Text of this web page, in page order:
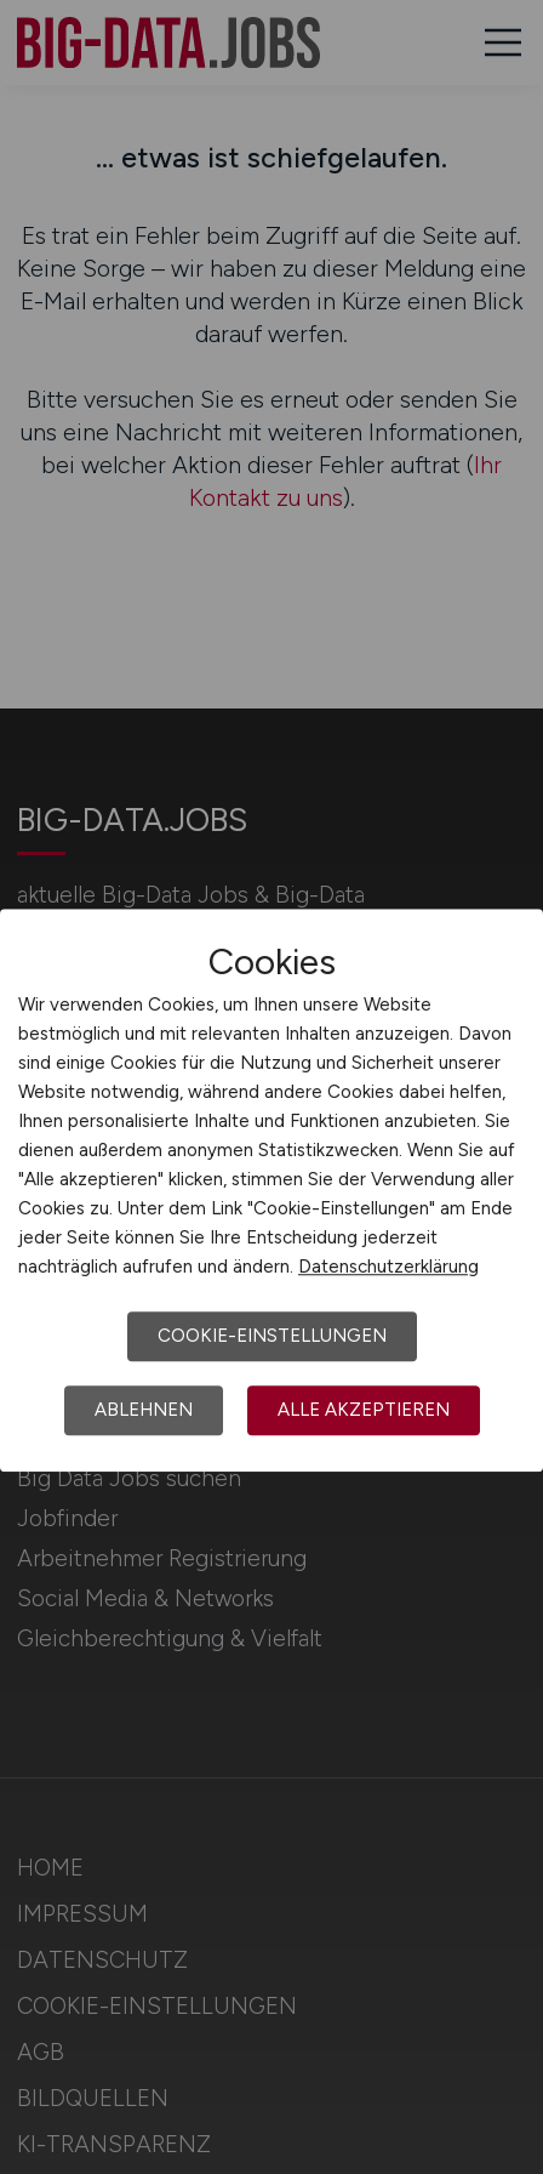
... etwas ist schiefgelaufen.
Es trat ein Fehler beim Zugriff auf die Seite auf.
Keine Sorge – wir haben zu dieser Meldung eine
E-Mail erhalten und werden in Kürze einen Blick
darauf werfen.
Bitte versuchen Sie es erneut oder senden Sie
uns eine Nachricht mit weiteren Informationen,
bei welcher Aktion dieser Fehler auftrat (Ihr
Kontakt zu uns).
BIG-DATA.JOBS
aktuelle Big-Data Jobs & Big-Data
Für Arbeitnehmer
Big Data Jobs suchen
Jobfinder
Arbeitnehmer Registrierung
Social Media & Networks
Gleichberechtigung & Vielfalt
Für Arbeitgeber
Stellenanzeigen schalten
Mediadaten & Konditionen
Arbeitgeber Seite
Arbeitgeber Kontakt
HOME
IMPRESSUM
DATENSCHUTZ
COOKIE-EINSTELLUNGEN
AGB
BILDQUELLEN
KI-TRANSPARENZ
Cookies
Wir verwenden Cookies, um Ihnen unsere Website
bestmöglich und mit relevanten Inhalten anzuzeigen. Davon
sind einige Cookies für die Nutzung und Sicherheit unserer
Website notwendig, während andere Cookies dabei helfen,
Ihnen personalisierte Inhalte und Funktionen anzubieten. Sie
dienen außerdem anonymen Statistikzwecken. Wenn Sie auf
"Alle akzeptieren" klicken, stimmen Sie der Verwendung aller
Cookies zu. Unter dem Link "Cookie-Einstellungen" am Ende
jeder Seite können Sie Ihre Entscheidung jederzeit
nachträglich aufrufen und ändern. Datenschutzerklärung
COOKIE-EINSTELLUNGEN
ABLEHNEN ALLE AKZEPTIEREN